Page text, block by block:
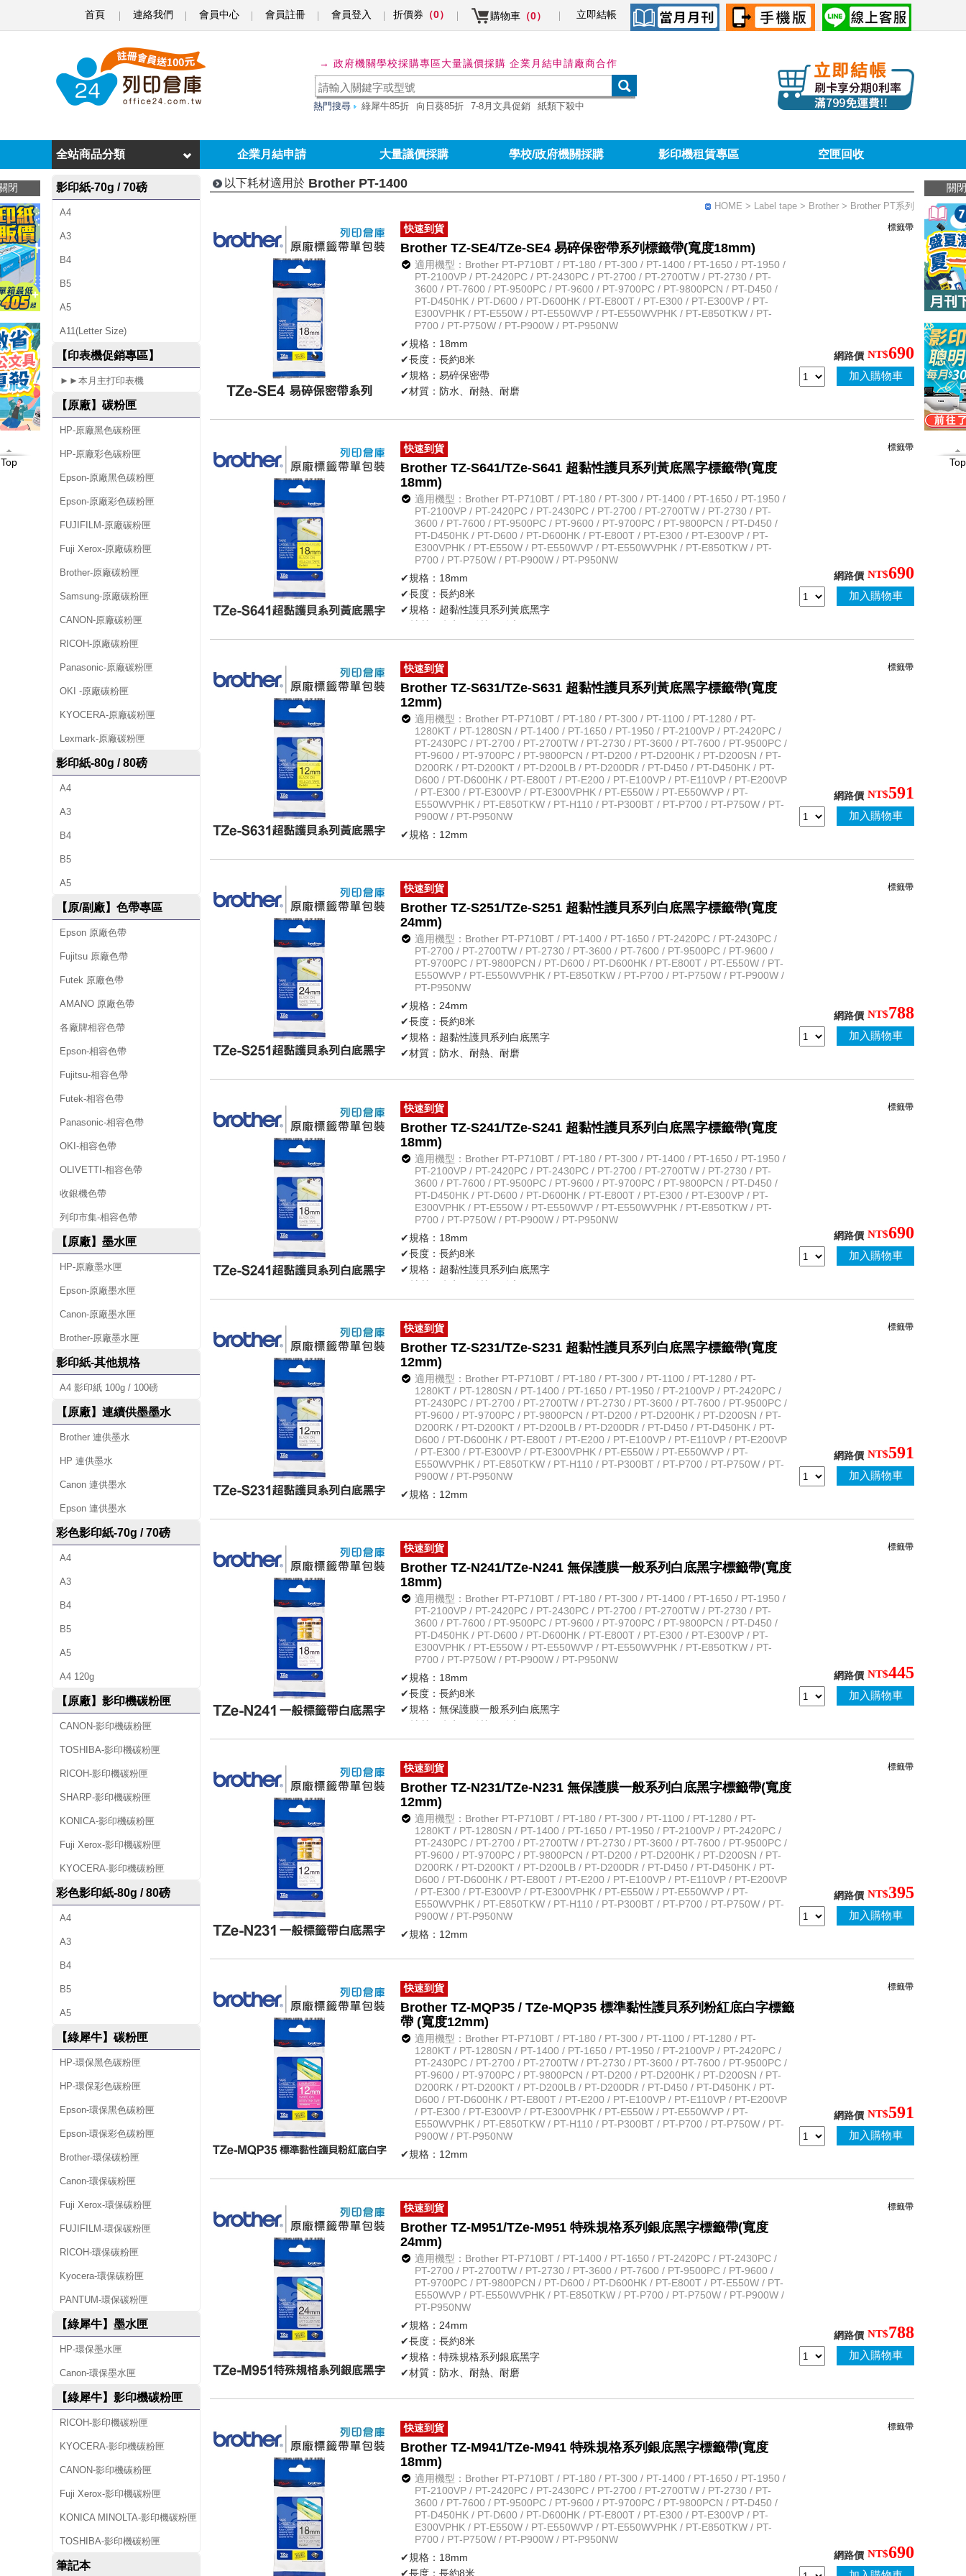
首頁 連絡我們 會員中心 會員註冊 會員登入 折價券 （0） 購物車 （0） 立即結帳
關閉
Top
閉
Top
o
h
e
r
P
T
0
→ 政府機關學校採購專區大量議價採購 企業月結申請廠商合作
熱門搜尋 綠犀牛85折 向日葵85折 7-8月文具促銷 紙類下殺中
企業月結申請 大量議價採購 學校/政府機關採購 影印機租賃專區 空匣回收
全站商品分類
影印紙-70g / 70磅
A4
A3
B4
B5
A5
A11(Letter Size)
【印表機促銷專區】
►►本月主打印表機
【原廠】碳粉匣
HP-原廠黑色碳粉匣
HP-原廠彩色碳粉匣
Epson-原廠黑色碳粉匣
Epson-原廠彩色碳粉匣
FUJIFILM-原廠碳粉匣
Fuji Xerox-原廠碳粉匣
Brother-原廠碳粉匣
Samsung-原廠碳粉匣
CANON-原廠碳粉匣
RICOH-原廠碳粉匣
Panasonic-原廠碳粉匣
OKI -原廠碳粉匣
KYOCERA-原廠碳粉匣
Lexmark-原廠碳粉匣
影印紙-80g / 80磅
A4
A3
B4
B5
A5
【原/副廠】色帶專區
Epson 原廠色帶
Fujitsu 原廠色帶
Futek 原廠色帶
AMANO 原廠色帶
各廠牌相容色帶
Epson-相容色帶
Fujitsu-相容色帶
Futek-相容色帶
Panasonic-相容色帶
OKI-相容色帶
OLIVETTI-相容色帶
收銀機色帶
列印市集-相容色帶
【原廠】墨水匣
HP-原廠墨水匣
Epson-原廠墨水匣
Canon-原廠墨水匣
Brother-原廠墨水匣
影印紙-其他規格
A4 影印紙 100g / 100磅
【原廠】連續供墨墨水
Brother 連供墨水
HP 連供墨水
Canon 連供墨水
Epson 連供墨水
彩色影印紙-70g / 70磅
A4
A3
B4
B5
A5
A4 120g
【原廠】影印機碳粉匣
CANON-影印機碳粉匣
TOSHIBA-影印機碳粉匣
RICOH-影印機碳粉匣
SHARP-影印機碳粉匣
KONICA-影印機碳粉匣
Fuji Xerox-影印機碳粉匣
KYOCERA-影印機碳粉匣
彩色影印紙-80g / 80磅
A4
A3
B4
B5
A5
【綠犀牛】碳粉匣
HP-環保黑色碳粉匣
HP-環保彩色碳粉匣
Epson-環保黑色碳粉匣
Epson-環保彩色碳粉匣
Brother-環保碳粉匣
Canon-環保碳粉匣
Fuji Xerox-環保碳粉匣
FUJIFILM-環保碳粉匣
RICOH-環保碳粉匣
Kyocera-環保碳粉匣
PANTUM-環保碳粉匣
【綠犀牛】墨水匣
HP-環保墨水匣
Canon-環保墨水匣
【綠犀牛】影印機碳粉匣
RICOH-影印機碳粉匣
KYOCERA-影印機碳粉匣
CANON-影印機碳粉匣
Fuji Xerox-影印機碳粉匣
KONICA MINOLTA-影印機碳粉匣
TOSHIBA-影印機碳粉匣
筆記本
以下耗材適用於 Brother PT-1400
HOME > Label tape > Brother > Brother PT系列
快速到貨
Brother TZ-SE4/TZe-SE4 易碎保密帶系列標籤帶(寬度18mm)
適用機型：Brother PT-P710BT / PT-180 / PT-300 / PT-1400 / PT-1650 / PT-1950 /
PT-2100VP / PT-2420PC / PT-2430PC / PT-2700 / PT-2700TW / PT-2730 / PT-
3600 / PT-7600 / PT-9500PC / PT-9600 / PT-9700PC / PT-9800PCN / PT-D450 /
PT-D450HK / PT-D600 / PT-D600HK / PT-E800T / PT-E300 / PT-E300VP / PT-
E300VPHK / PT-E550W / PT-E550WVP / PT-E550WVPHK / PT-E850TKW / PT-
P700 / PT-P750W / PT-P900W / PT-P950NW
✔規格：18mm
✔長度：長約8米
✔規格：易碎保密帶
✔材質：防水、耐熱、耐磨
✔原廠公司貨
標籤帶
網路價 NT$690
加入購物車
快速到貨
Brother TZ-S641/TZe-S641 超黏性護貝系列黃底黑字標籤帶(寬度
18mm)
適用機型：Brother PT-P710BT / PT-180 / PT-300 / PT-1400 / PT-1650 / PT-1950 /
PT-2100VP / PT-2420PC / PT-2430PC / PT-2700 / PT-2700TW / PT-2730 / PT-
3600 / PT-7600 / PT-9500PC / PT-9600 / PT-9700PC / PT-9800PCN / PT-D450 /
PT-D450HK / PT-D600 / PT-D600HK / PT-E800T / PT-E300 / PT-E300VP / PT-
E300VPHK / PT-E550W / PT-E550WVP / PT-E550WVPHK / PT-E850TKW / PT-
P700 / PT-P750W / PT-P900W / PT-P950NW
✔規格：18mm
✔長度：長約8米
✔規格：超黏性護貝系列黃底黑字
✔不怕紫外線、化學藥品
標籤帶
網路價 NT$690
加入購物車
快速到貨
Brother TZ-S631/TZe-S631 超黏性護貝系列黃底黑字標籤帶(寬度
12mm)
適用機型：Brother PT-P710BT / PT-180 / PT-300 / PT-1100 / PT-1280 / PT-
1280KT / PT-1280SN / PT-1400 / PT-1650 / PT-1950 / PT-2100VP / PT-2420PC /
PT-2430PC / PT-2700 / PT-2700TW / PT-2730 / PT-3600 / PT-7600 / PT-9500PC /
PT-9600 / PT-9700PC / PT-9800PCN / PT-D200 / PT-D200HK / PT-D200SN / PT-
D200RK / PT-D200KT / PT-D200LB / PT-D200DR / PT-D450 / PT-D450HK / PT-
D600 / PT-D600HK / PT-E800T / PT-E200 / PT-E100VP / PT-E110VP / PT-E200VP
/ PT-E300 / PT-E300VP / PT-E300VPHK / PT-E550W / PT-E550WVP / PT-
E550WVPHK / PT-E850TKW / PT-H110 / PT-P300BT / PT-P700 / PT-P750W / PT-
P900W / PT-P950NW
✔規格：12mm
✔材質：防水、耐熱、耐磨
✔不怕紫外線、化學藥品
✔原廠公司貨
標籤帶
網路價 NT$591
加入購物車
快速到貨
Brother TZ-S251/TZe-S251 超黏性護貝系列白底黑字標籤帶(寬度
24mm)
適用機型：Brother PT-P710BT / PT-1400 / PT-1650 / PT-2420PC / PT-2430PC /
PT-2700 / PT-2700TW / PT-2730 / PT-3600 / PT-7600 / PT-9500PC / PT-9600 /
PT-9700PC / PT-9800PCN / PT-D600 / PT-D600HK / PT-E800T / PT-E550W / PT-
E550WVP / PT-E550WVPHK / PT-E850TKW / PT-P700 / PT-P750W / PT-P900W /
PT-P950NW
✔規格：24mm
✔長度：長約8米
✔規格：超黏性護貝系列白底黑字
✔材質：防水、耐熱、耐磨
標籤帶
網路價 NT$788
加入購物車
快速到貨
Brother TZ-S241/TZe-S241 超黏性護貝系列白底黑字標籤帶(寬度
18mm)
適用機型：Brother PT-P710BT / PT-180 / PT-300 / PT-1400 / PT-1650 / PT-1950 /
PT-2100VP / PT-2420PC / PT-2430PC / PT-2700 / PT-2700TW / PT-2730 / PT-
3600 / PT-7600 / PT-9500PC / PT-9600 / PT-9700PC / PT-9800PCN / PT-D450 /
PT-D450HK / PT-D600 / PT-D600HK / PT-E800T / PT-E300 / PT-E300VP / PT-
E300VPHK / PT-E550W / PT-E550WVP / PT-E550WVPHK / PT-E850TKW / PT-
P700 / PT-P750W / PT-P900W / PT-P950NW
✔規格：18mm
✔長度：長約8米
✔規格：超黏性護貝系列白底黑字
✔不怕紫外線、化學藥品
標籤帶
網路價 NT$690
加入購物車
快速到貨
Brother TZ-S231/TZe-S231 超黏性護貝系列白底黑字標籤帶(寬度
12mm)
適用機型：Brother PT-P710BT / PT-180 / PT-300 / PT-1100 / PT-1280 / PT-
1280KT / PT-1280SN / PT-1400 / PT-1650 / PT-1950 / PT-2100VP / PT-2420PC /
PT-2430PC / PT-2700 / PT-2700TW / PT-2730 / PT-3600 / PT-7600 / PT-9500PC /
PT-9600 / PT-9700PC / PT-9800PCN / PT-D200 / PT-D200HK / PT-D200SN / PT-
D200RK / PT-D200KT / PT-D200LB / PT-D200DR / PT-D450 / PT-D450HK / PT-
D600 / PT-D600HK / PT-E800T / PT-E200 / PT-E100VP / PT-E110VP / PT-E200VP
/ PT-E300 / PT-E300VP / PT-E300VPHK / PT-E550W / PT-E550WVP / PT-
E550WVPHK / PT-E850TKW / PT-H110 / PT-P300BT / PT-P700 / PT-P750W / PT-
P900W / PT-P950NW
✔規格：12mm
✔材質：防水、耐熱、耐磨
✔不怕紫外線、化學藥品
✔原廠公司貨
標籤帶
網路價 NT$591
加入購物車
快速到貨
Brother TZ-N241/TZe-N241 無保護膜一般系列白底黑字標籤帶(寬度
18mm)
適用機型：Brother PT-P710BT / PT-180 / PT-300 / PT-1400 / PT-1650 / PT-1950 /
PT-2100VP / PT-2420PC / PT-2430PC / PT-2700 / PT-2700TW / PT-2730 / PT-
3600 / PT-7600 / PT-9500PC / PT-9600 / PT-9700PC / PT-9800PCN / PT-D450 /
PT-D450HK / PT-D600 / PT-D600HK / PT-E800T / PT-E300 / PT-E300VP / PT-
E300VPHK / PT-E550W / PT-E550WVP / PT-E550WVPHK / PT-E850TKW / PT-
P700 / PT-P750W / PT-P900W / PT-P950NW
✔規格：18mm
✔長度：長約8米
✔規格：無保護膜一般系列白底黑字
✔不怕紫外線、化學藥品
標籤帶
網路價 NT$445
加入購物車
快速到貨
Brother TZ-N231/TZe-N231 無保護膜一般系列白底黑字標籤帶(寬度
12mm)
適用機型：Brother PT-P710BT / PT-180 / PT-300 / PT-1100 / PT-1280 / PT-
1280KT / PT-1280SN / PT-1400 / PT-1650 / PT-1950 / PT-2100VP / PT-2420PC /
PT-2430PC / PT-2700 / PT-2700TW / PT-2730 / PT-3600 / PT-7600 / PT-9500PC /
PT-9600 / PT-9700PC / PT-9800PCN / PT-D200 / PT-D200HK / PT-D200SN / PT-
D200RK / PT-D200KT / PT-D200LB / PT-D200DR / PT-D450 / PT-D450HK / PT-
D600 / PT-D600HK / PT-E800T / PT-E200 / PT-E100VP / PT-E110VP / PT-E200VP
/ PT-E300 / PT-E300VP / PT-E300VPHK / PT-E550W / PT-E550WVP / PT-
E550WVPHK / PT-E850TKW / PT-H110 / PT-P300BT / PT-P700 / PT-P750W / PT-
P900W / PT-P950NW
✔規格：12mm
✔材質：防水、耐熱、耐磨
✔不怕紫外線、化學藥品
✔原廠公司貨
標籤帶
網路價 NT$395
加入購物車
快速到貨
Brother TZ-MQP35 / TZe-MQP35 標準黏性護貝系列粉紅底白字標籤
帶 (寬度12mm)
適用機型：Brother PT-P710BT / PT-180 / PT-300 / PT-1100 / PT-1280 / PT-
1280KT / PT-1280SN / PT-1400 / PT-1650 / PT-1950 / PT-2100VP / PT-2420PC /
PT-2430PC / PT-2700 / PT-2700TW / PT-2730 / PT-3600 / PT-7600 / PT-9500PC /
PT-9600 / PT-9700PC / PT-9800PCN / PT-D200 / PT-D200HK / PT-D200SN / PT-
D200RK / PT-D200KT / PT-D200LB / PT-D200DR / PT-D450 / PT-D450HK / PT-
D600 / PT-D600HK / PT-E800T / PT-E200 / PT-E100VP / PT-E110VP / PT-E200VP
/ PT-E300 / PT-E300VP / PT-E300VPHK / PT-E550W / PT-E550WVP / PT-
E550WVPHK / PT-E850TKW / PT-H110 / PT-P300BT / PT-P700 / PT-P750W / PT-
P900W / PT-P950NW
✔規格：12mm
✔不怕紫外線、化學藥品
✔原廠公司貨
標籤帶
網路價 NT$591
加入購物車
快速到貨
Brother TZ-M951/TZe-M951 特殊規格系列銀底黑字標籤帶(寬度
24mm)
適用機型：Brother PT-P710BT / PT-1400 / PT-1650 / PT-2420PC / PT-2430PC /
PT-2700 / PT-2700TW / PT-2730 / PT-3600 / PT-7600 / PT-9500PC / PT-9600 /
PT-9700PC / PT-9800PCN / PT-D600 / PT-D600HK / PT-E800T / PT-E550W / PT-
E550WVP / PT-E550WVPHK / PT-E850TKW / PT-P700 / PT-P750W / PT-P900W /
PT-P950NW
✔規格：24mm
✔長度：長約8米
✔規格：特殊規格系列銀底黑字
✔材質：防水、耐熱、耐磨
標籤帶
網路價 NT$788
加入購物車
快速到貨
Brother TZ-M941/TZe-M941 特殊規格系列銀底黑字標籤帶(寬度
18mm)
適用機型：Brother PT-P710BT / PT-180 / PT-300 / PT-1400 / PT-1650 / PT-1950 /
PT-2100VP / PT-2420PC / PT-2430PC / PT-2700 / PT-2700TW / PT-2730 / PT-
3600 / PT-7600 / PT-9500PC / PT-9600 / PT-9700PC / PT-9800PCN / PT-D450 /
PT-D450HK / PT-D600 / PT-D600HK / PT-E800T / PT-E300 / PT-E300VP / PT-
E300VPHK / PT-E550W / PT-E550WVP / PT-E550WVPHK / PT-E850TKW / PT-
P700 / PT-P750W / PT-P900W / PT-P950NW
✔規格：18mm
✔長度：長約8米
標籤帶
網路價 NT$690